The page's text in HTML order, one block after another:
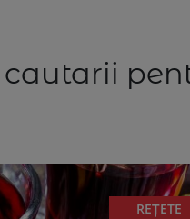
REȚETE